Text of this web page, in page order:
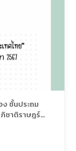
ชั้นประถม
ชาติราษฎร์